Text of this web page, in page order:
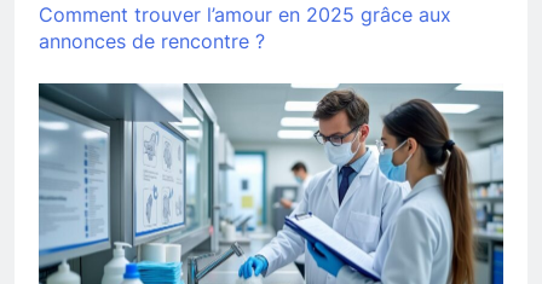
Comment trouver l’amour en 2025 grâce aux
annonces de rencontre ?